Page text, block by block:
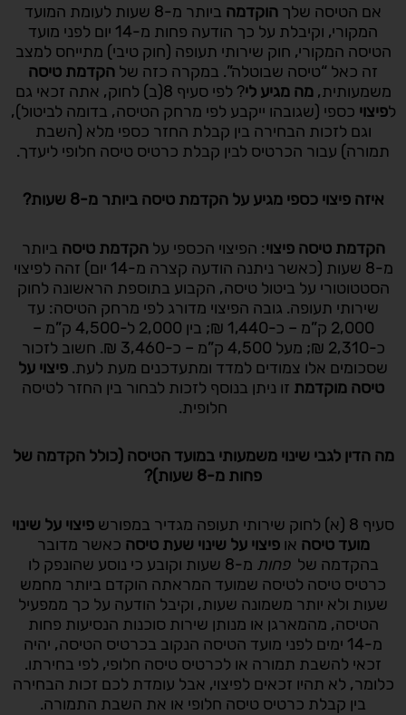
אם הטיסה שלך הוקדמה
ביותר מ-8 שעות לעומת המועד
המקורי, וקיבלת על כך הודעה פחות מ-14 יום לפני מועד
הטיסה המקורי, חוק שירותי תעופה (חוק טיבי) מתייחס למצב
זה כאל “טיסה שבוטלה”. במקרה כזה של הקדמת טיסה
משמעותית,מה מגיע לי
? לפי סעיף 8(ב) לחוק, אתה זכאי גם
לפיצוי כספי (שגובהו ייקבע לפי מרחק הטיסה, בדומה לביטול),
וגם לזכות הבחירה בין קבלת החזר כספי מלא (השבת
תמורה) עבור הכרטיס לבין קבלת כרטיס טיסה חלופי ליעדך.
איזה פיצוי כספי מגיע על הקדמת טיסה ביותר מ-8 שעות ?
הקדמת טיסה פיצוי: הפיצוי הכספי עלהקדמת טיסה ביותר
מ-8 שעות (כאשר ניתנה הודעה קצרה מ-14 יום) זהה לפיצוי
הסטטוטורי על ביטול טיסה, הקבוע בתוספת הראשונה לחוק
שירותי תעופה. גובה הפיצוי מדורג לפי מרחק הטיסה: עד
2,000 ק”מ – כ-1,440 ₪; בין 2,000 ל-4,500 ק”מ –
כ-2,310 ₪; מעל 4,500 ק”מ – כ-3,460 ₪. חשוב לזכור
שסכומים אלו צמודים למדד ומתעדכנים מעת לעת. פיצוי על
טיסה מוקדמת זו ניתן בנוסף לזכות לבחור בין החזר לטיסה
חלופית.
מה הדין לגבי שינוי משמעותי במועד הטיסה (כולל הקדמה של
פחות מ-8 שעות)
?
סעיף 8 (א) לחוק שירותי תעופה מגדיר במפורש
פיצוי על שינוי
מועד טיסה אופיצוי על שינוי שעת טיסה כאשר מדובר
בהקדמה שלפחות
מ-8 שעות וקובע כי נוסע שהונפק לו
כרטיס טיסה לטיסה שמועד המראתה הוקדם ביותר מחמש
שעות ולא יותר משמונה שעות, וקיבל הודעה על כך ממפעיל
הטיסה, מהמארגן או מנותן שירות סוכנות הנסיעות פחות
מ-14 ימים לפני מועד הטיסה הנקוב בכרטיס הטיסה, יהיה
זכאי להשבת תמורה או לכרטיס טיסה חלופי, לפי בחירתו.
כלומר, לא תהיו זכאים לפיצוי, אבל עומדת לכם זכות הבחירה
בין קבלת כרטיס טיסה חלופי או את השבת התמורה.